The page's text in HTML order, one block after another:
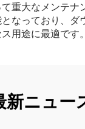
重大なメンテナ
なっており、ダ
用途に最適です。
新ニュー